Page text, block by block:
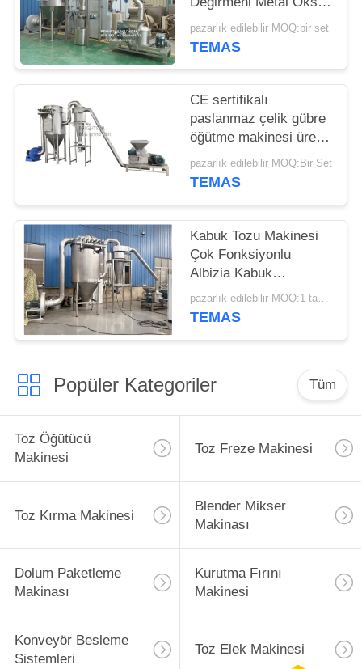
Hava Sınıflandırıcısı
Metal Oksit ACM
pazarlık edilebilir MOQ:bir set
TEMAS
CE sertifikalı
paslanmaz çelik gübre
öğütme makinesi üre
iğne değirmeni
pazarlık edilebilir MOQ:Bir Set
TEMAS
Kabuk Tozu Makinesi
Çok Fonksiyonlu
Albizia Kabuk
Pulverizer Mill
pazarlık edilebilir MOQ:1 takım
TEMAS
Popüler Kategoriler Tüm
Toz Öğütücü
Makinesi
Toz Freze Makinesi
Toz Kırma Makinesi
Blender Mikser
Makinası
Dolum Paketleme
Makinası
Kurutma Fırını
Makinesi
Konveyör Besleme
Sistemleri
Toz Elek Makinesi